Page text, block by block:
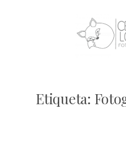
Etiqueta: